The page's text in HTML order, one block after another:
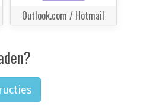
Outlook.com / Hotmail